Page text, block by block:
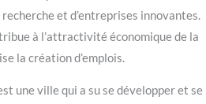
et d’entreprises innovantes.
à l’attractivité économique de la
la création d’emplois.
une ville qui a su se développer et se